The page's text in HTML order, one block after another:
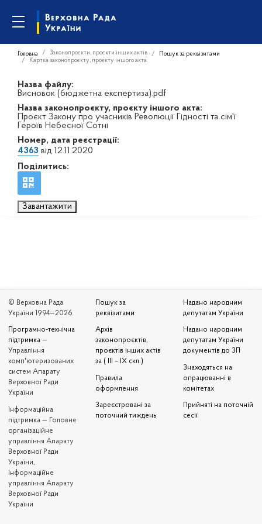
Головна Законопроєкти, проєкти інших актів
Пошук за реквізитами
Картка законопроєкту, проєкту іншого акта
Назва файлу:
Висновок (бюджетна експертиза).pdf
Назва законопроєкту, проєкту іншого акта:
Проєкт Закону про учасників Революції Гідності та сім'ї
Героїв Небесної Сотні
Номер, дата реєстрації:
4363 від 12.11.2020
Поділитись:
Завантажити
© Верховна Рада
України 1994—2026
Програмно-технічна
підтримка —
Управління
комп'ютеризованих
систем Апарату
Верховної Ради
України
Iнформаційна
підтримка — Головне
організаційне
управління Апарату
Верховної Ради
України,
Інформаційне
управління Апарату
Верховної Ради
України
Пошук за
реквізитами
Архів
законопроєктів,
проєктів інших актів
за ( III – IX скл.)
Правила
оформлення
Зареєстровані за
поточний тиждень
Надано народним
депутатам України
Надано народним
депутатам України
документів до ЗП
Знаходяться на
опрацюванні в
комітетах
Прийняті на поточній
сесії